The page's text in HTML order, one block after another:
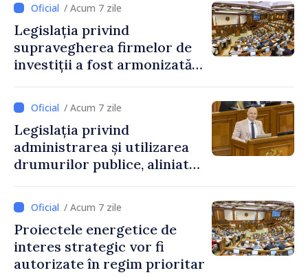
/ Acum 7 zile
Legislația privind
supravegherea firmelor de
investiții a fost armonizată
/ Acum 7 zile
Legislația privind
administrarea și utilizarea
drumurilor publice, aliniată
/ Acum 7 zile
Proiectele energetice de
interes strategic vor fi
autorizate în regim prioritar